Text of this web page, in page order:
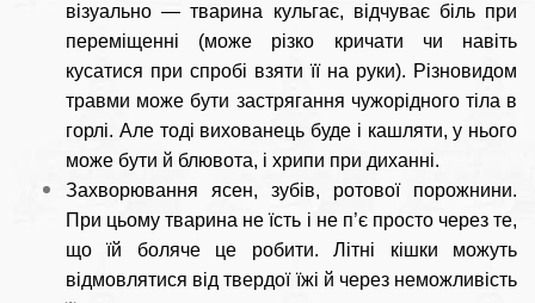
візуально — тварина кульгає, відчуває біль при
переміщенні (може різко кричати чи навіть
кусатися при спробі взяти її на руки). Різновидом
травми може бути застрягання чужорідного тіла в
горлі. Але тоді вихованець буде і кашляти, у нього
може бути й блювота, і хрипи при диханні.
Захворювання ясен, зубів, ротової порожнини.
При цьому тварина не їсть і не п’є просто через те,
що їй боляче це робити. Літні кішки можуть
відмовлятися від твердої їжі й через неможливість